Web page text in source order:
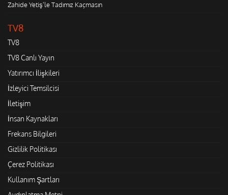
Zahide Yetiş'le Tadımız Kaçmasın
TV8
TV8
TV8 Canlı Yayın
Yatırımcı İlişkileri
İzleyici Temsilcisi
İletişim
İnsan Kaynakları
Frekans Bilgileri
Gizlilik Politikası
Çerez Politikası
Kullanım Şartları